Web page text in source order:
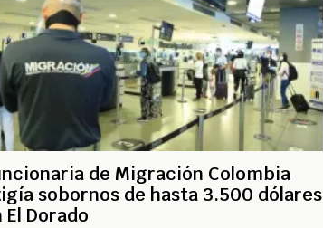
de Migración Colombia
sobornos de hasta 3.500 dólares
El Dorado